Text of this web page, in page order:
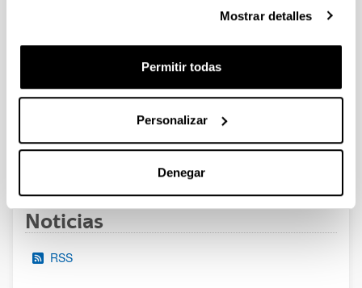
Mostrar detalles
Permitir todas
Personalizar
Denegar
Innovación para incentivar la consolidación investigadora
14/07/2023 - Plazo interno para presentación de solicitudes:
Páginas intermedias Use TAB para desplazarse.
PáginaPágina
Noticias
RSS